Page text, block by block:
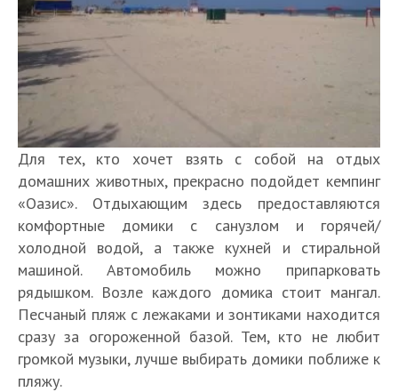
Для тех, кто хочет взять с собой на отдых
домашних животных, прекрасно подойдет кемпинг
«Оазис». Отдыхающим здесь предоставляются
комфортные домики с санузлом и горячей/
холодной водой, а также кухней и стиральной
машиной. Автомобиль можно припарковать
рядышком. Возле каждого домика стоит мангал.
Песчаный пляж с лежаками и зонтиками находится
сразу за огороженной базой. Тем, кто не любит
громкой музыки, лучше выбирать домики поближе к
пляжу.